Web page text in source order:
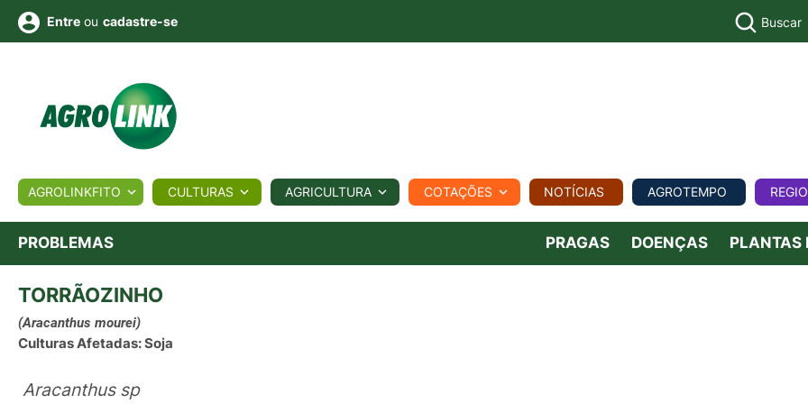
BIOLÓGICOS COTAÇÕES NOTÍCIAS AGROTEMPO REGIONAL COMERCIAL AGROVIAGENS
Conversor Colunistas
Entre ou cadastre-se Buscar
AGROLINKFITO CULTURAS AGRICULTURA COTAÇÕES NOTÍCIAS AGROTEMPO
PROBLEMAS PRAGAS DOENÇAS PLANTAS
TORRÃOZINHO
(Aracanthus mourei)
Culturas Afetadas: Soja
Aracanthus sp